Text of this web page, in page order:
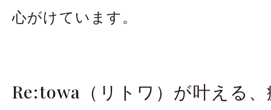
心がけています。
Re:towa（リトワ）が叶える